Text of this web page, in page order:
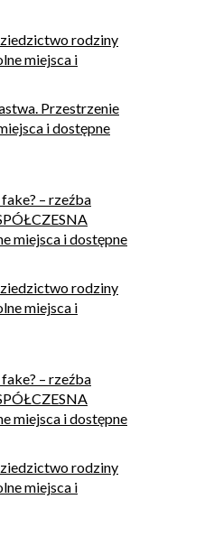
rodziny
miejsca i
Przestrzenie
i dostępne
– rzeźba
miejsca i dostępne
rodziny
miejsca i
– rzeźba
miejsca i dostępne
rodziny
miejsca i